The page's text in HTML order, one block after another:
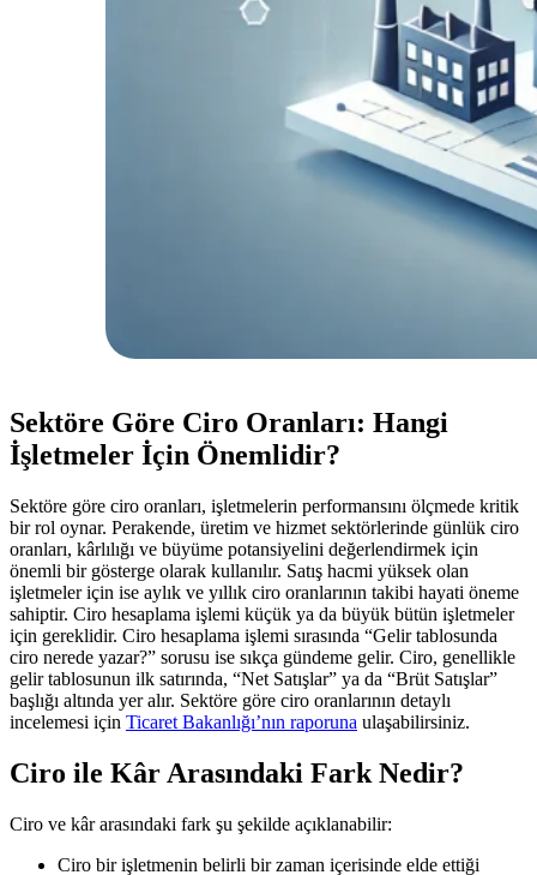
Sektöre Göre Ciro Oranları: Hangi
İşletmeler İçin Önemlidir?
Sektöre göre ciro oranları, işletmelerin performansını ölçmede kritik
bir rol oynar. Perakende, üretim ve hizmet sektörlerinde günlük ciro
oranları, kârlılığı ve büyüme potansiyelini değerlendirmek için
önemli bir gösterge olarak kullanılır. Satış hacmi yüksek olan
işletmeler için ise aylık ve yıllık ciro oranlarının takibi hayati öneme
sahiptir. Ciro hesaplama işlemi küçük ya da büyük bütün işletmeler
için gereklidir. Ciro hesaplama işlemi sırasında “Gelir tablosunda
ciro nerede yazar?” sorusu ise sıkça gündeme gelir. Ciro, genellikle
gelir tablosunun ilk satırında, “Net Satışlar” ya da “Brüt Satışlar”
başlığı altında yer alır. Sektöre göre ciro oranlarının detaylı
incelemesi için Ticaret Bakanlığı’nın raporuna ulaşabilirsiniz.
Ciro ile Kâr Arasındaki Fark Nedir?
Ciro ve kâr arasındaki fark şu şekilde açıklanabilir:
Ciro bir işletmenin belirli bir zaman içerisinde elde ettiği